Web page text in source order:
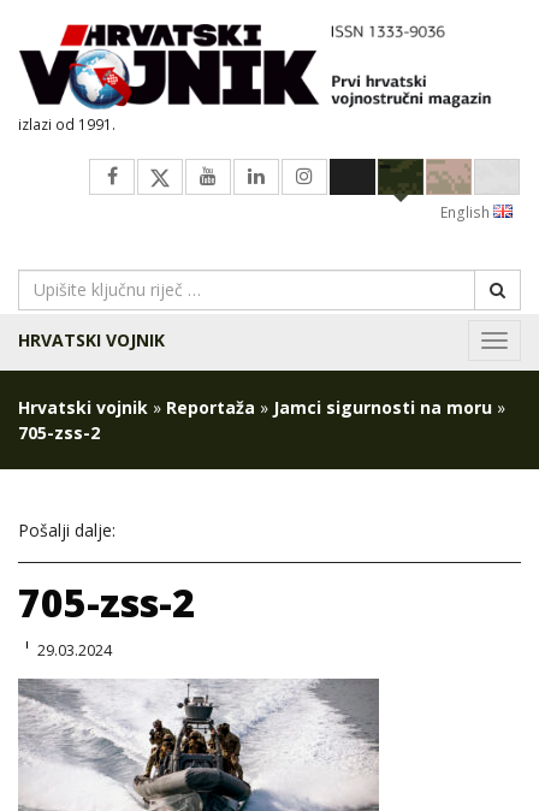
izlazi od 1991.
English
HRVATSKI VOJNIK
Hrvatski vojnik » Reportaža » Jamci sigurnosti na moru »
705-zss-2
Pošalji dalje:
705-zss-2
29.03.2024